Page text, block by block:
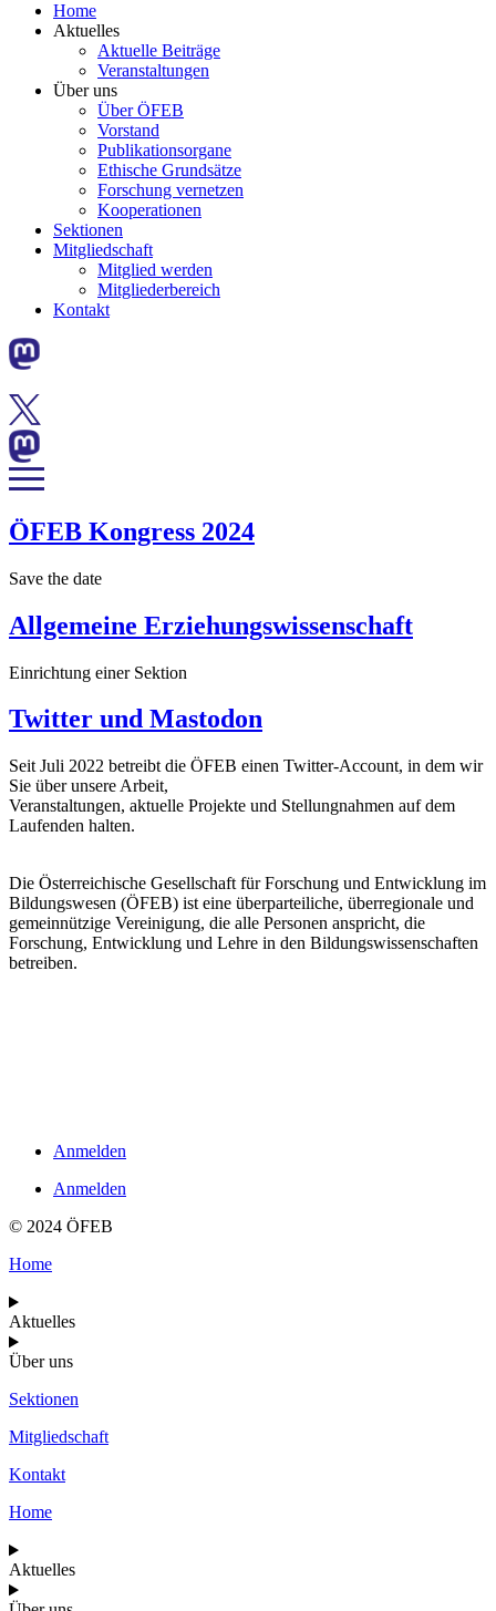
Home
Aktuelles
Aktuelle Beiträge
Veranstaltungen
Über uns
Über ÖFEB
Vorstand
Publikationsorgane
Ethische Grundsätze
Forschung vernetzen
Kooperationen
Sektionen
Mitgliedschaft
Mitglied werden
Mitgliederbereich
Kontakt
ÖFEB Kongress 2024
Save the date
Allgemeine Erziehungswissenschaft
Einrichtung einer Sektion
Twitter und Mastodon
Seit Juli 2022 betreibt die ÖFEB einen Twitter-Account, in dem wir
Sie über unsere Arbeit,
Veranstaltungen, aktuelle Projekte und Stellungnahmen auf dem
Laufenden halten.
Die Österreichische Gesellschaft für Forschung und Entwicklung im
Bildungswesen (ÖFEB) ist eine überparteiliche, überregionale und
gemeinnützige Vereinigung, die alle Personen anspricht, die
Forschung, Entwicklung und Lehre in den Bildungswissenschaften
betreiben.
Anmelden
Anmelden
© 2024 ÖFEB
Home
Aktuelles
Über uns
Sektionen
Mitgliedschaft
Kontakt
Home
Aktuelles